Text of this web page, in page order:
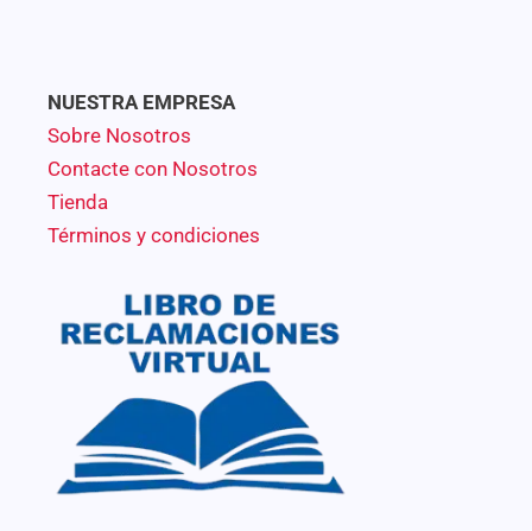
NUESTRA EMPRESA
Sobre Nosotros
Contacte con Nosotros
Tienda
Términos y condiciones